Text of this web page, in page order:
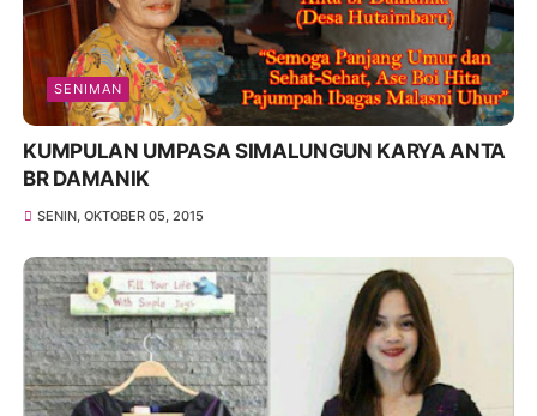
SENIMAN
KUMPULAN UMPASA SIMALUNGUN KARYA ANTA
BR DAMANIK
SENIN, OKTOBER 05, 2015